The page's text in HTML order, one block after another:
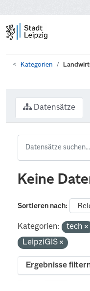
Kategorien
Datensätze
Keine
Sortieren nach
Kategorien: tech
LeipziGIS
Ergebnisse